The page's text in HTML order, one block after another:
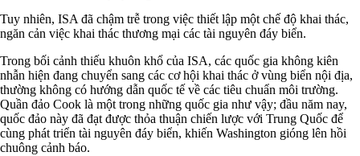
Tuy nhiên, ISA đã chậm trễ trong việc thiết lập một chế độ khai thác,
ngăn cản việc khai thác thương mại các tài nguyên đáy biển.
Trong bối cảnh thiếu khuôn khổ của ISA, các quốc gia không kiên
nhẫn hiện đang chuyển sang các cơ hội khai thác ở vùng biển nội địa,
thường không có hướng dẫn quốc tế về các tiêu chuẩn môi trường.
Quần đảo Cook là một trong những quốc gia như vậy; đầu năm nay,
quốc đảo này đã đạt được thỏa thuận chiến lược với Trung Quốc để
cùng phát triển tài nguyên đáy biển, khiến Washington gióng lên hồi
chuông cảnh báo.